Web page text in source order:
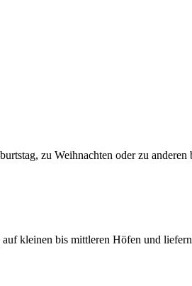
zu Weihnachten oder zu anderen
kleinen bis mittleren Höfen und